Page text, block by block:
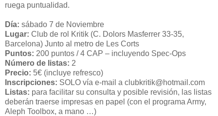
ruega puntualidad.
Día: sábado 7 de Noviembre
Lugar: Club de rol Kritik (C. Dolors Masferrer 33-35,
Barcelona) Junto al metro de Les Corts
Puntos: 200 puntos / 4 CAP – incluyendo Spec-Ops
Número de listas: 2
Precio: 5€ (incluye refresco)
Inscripciones: SOLO vía e-mail a clubkritik@hotmail.com
Listas: para facilitar su consulta y posible revisión, las listas
deberán traerse impresas en papel (con el programa Army,
Aleph Toolbox, a mano …)